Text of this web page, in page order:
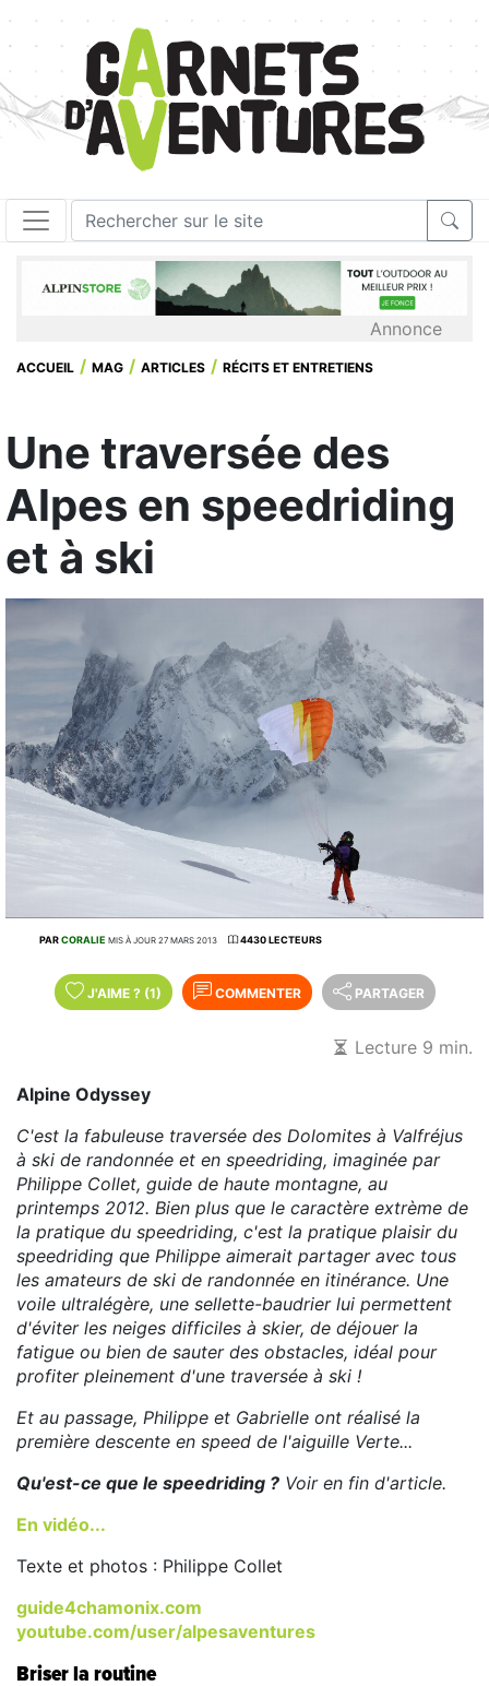
Annonce
ACCUEIL MAG ARTICLES RÉCITS ET ENTRETIENS
Une traversée des
Alpes en speedriding
et à ski
PARCORALIE MIS À JOUR 27 MARS 2013 4430 LECTEURS
J'AIME ? (1) COMMENTER PARTAGER
Lecture 9 min.
Alpine Odyssey
C'est la fabuleuse traversée des Dolomites à Valfréjus
à ski de randonnée et en speedriding, imaginée par
Philippe Collet, guide de haute montagne, au
printemps 2012. Bien plus que le caractère extrème de
la pratique du speedriding, c'est la pratique plaisir du
speedriding que Philippe aimerait partager avec tous
les amateurs de ski de randonnée en itinérance. Une
voile ultralégère, une sellette-baudrier lui permettent
d'éviter les neiges difficiles à skier, de déjouer la
fatigue ou bien de sauter des obstacles, idéal pour
profiter pleinement d'une traversée à ski !
Et au passage, Philippe et Gabrielle ont réalisé la
première descente en speed de l'aiguille Verte...
Qu'est-ce que le speedriding ? Voir en fin d'article.
En vidéo...
Texte et photos : Philippe Collet
guide4chamonix.com
youtube.com/user/alpesaventures
Briser la routine